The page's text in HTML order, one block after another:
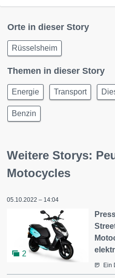
Orte in dieser Story
Rüsselsheim
Themen in dieser Story
Energie Transport
Benzin
Weitere Storys:
Motocycles
05.10.2022 – 14:04
2
Ein